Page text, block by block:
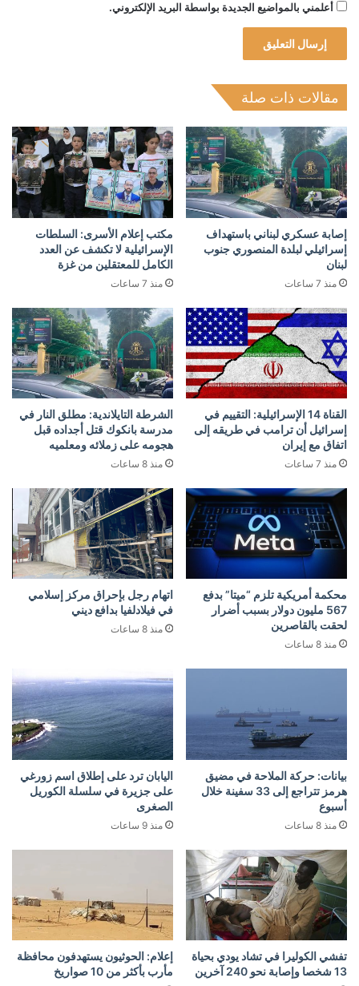
أعلمني بالمواضيع الجديدة بواسطة البريد الإلكتروني.
مقالات ذات صلة
إصابة عسكري لبناني باستهداف
إسرائيلي لبلدة المنصوري جنوب
لبنان
منذ 7 ساعات
مكتب إعلام الأسرى: السلطات
الإسرائيلية لا تكشف عن العدد
الكامل للمعتقلين من غزة
منذ 7 ساعات
القناة 14 الإسرائيلية: التقييم في
إسرائيل أن ترامب في طريقه إلى
اتفاق مع إيران
منذ 7 ساعات
الشرطة التايلاندية: مطلق النار في
مدرسة بانكوك قتل أجداده قبل
هجومه على زملائه ومعلميه
منذ 8 ساعات
محكمة أمريكية تلزم “ميتا” بدفع
567 مليون دولار بسبب أضرار
لحقت بالقاصرين
منذ 8 ساعات
اتهام رجل بإحراق مركز إسلامي
في فيلادلفيا بدافع ديني
منذ 8 ساعات
بيانات: حركة الملاحة في مضيق
هرمز تتراجع إلى 33 سفينة خلال
أسبوع
منذ 8 ساعات
اليابان ترد على إطلاق اسم زورغي
على جزيرة في سلسلة الكوريل
الصغرى
منذ 9 ساعات
تفشي الكوليرا في تشاد يودي بحياة
13 شخصا وإصابة نحو 240 آخرين
إعلام: الحوثيون يستهدفون محافظة
مأرب بأكثر من 10 صواريخ